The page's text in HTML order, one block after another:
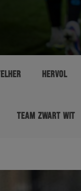
TELHER HERVOL
TEAM ZWART WIT